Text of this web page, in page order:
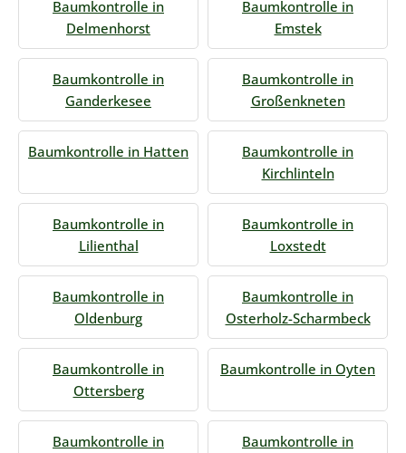
Baumkontrolle in
Delmenhorst
Baumkontrolle in
Emstek
Baumkontrolle in
Ganderkesee
Baumkontrolle in
Großenkneten
Baumkontrolle in Hatten
Baumkontrolle in
Kirchlinteln
Baumkontrolle in
Lilienthal
Baumkontrolle in
Loxstedt
Baumkontrolle in
Oldenburg
Baumkontrolle in
Osterholz-Scharmbeck
Baumkontrolle in
Ottersberg
Baumkontrolle in Oyten
Baumkontrolle in
Baumkontrolle in